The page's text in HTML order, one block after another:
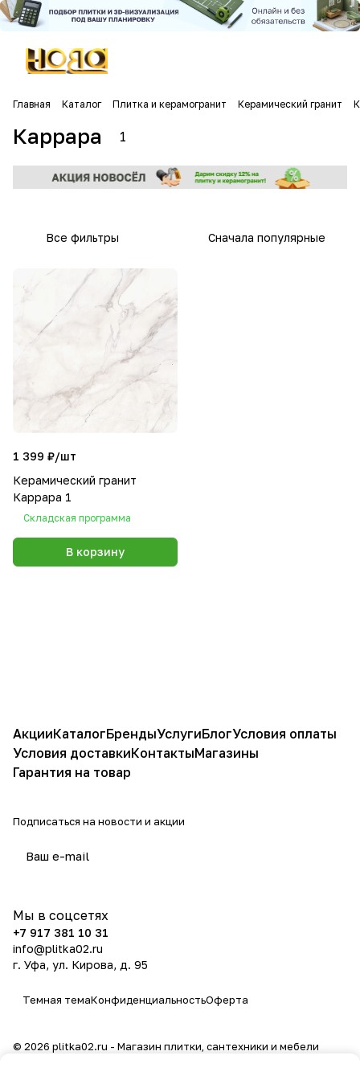
Главная Каталог Плитка и керамогранит Керамический гранит
Каррара 1
Все фильтры Сначала популярные
1 399 ₽/шт
Керамический гранит
Каррара 1
Складская программа
В корзину
АкцииКаталогБрендыУслугиБлогУсловия оплаты
Условия доставкиКонтактыМагазины
Гарантия на товар
Подписаться на новости и акции
Мы в соцсетях
+7 917 381 10 31
info@plitka02.ru
г. Уфа, ул. Кирова, д. 95
Темная темаКонфиденциальностьОферта
© 2026 plitka02.ru - Магазин плитки, сантехники и мебели